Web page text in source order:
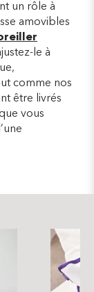
un rôle à
amovibles
le à
comme nos
être livrés
vous